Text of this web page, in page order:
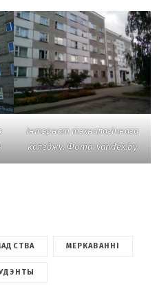
Інтэрнат тэхналагічнага
каледжу. Фота: yandex.by
МЕРКАВАННІ